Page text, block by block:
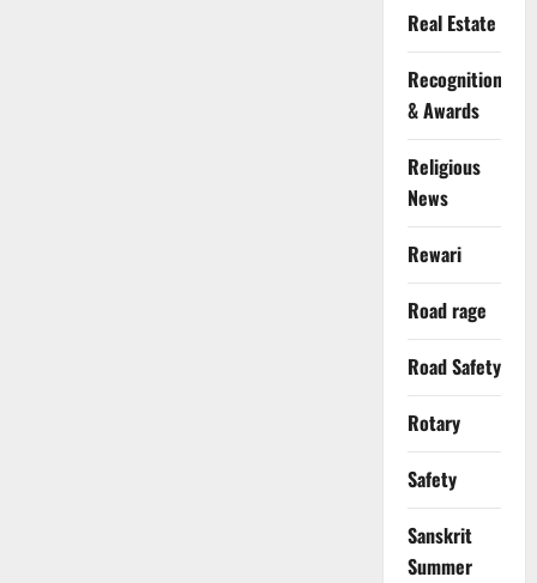
Real Estate
Recognition
& Awards
Religious
News
Rewari
Road rage
Road Safety
Rotary
Safety
Sanskrit
Summer